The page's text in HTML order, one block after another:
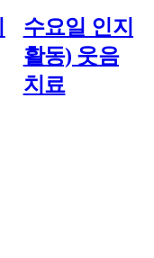
수요일 인지
활동) 웃음
치료